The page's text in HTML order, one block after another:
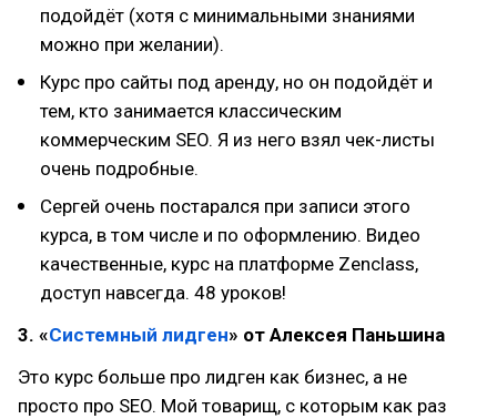
подойдёт (хотя с минимальными знаниями
можно при желании).
Курс про сайты под аренду, но он подойдёт и
тем, кто занимается классическим
коммерческим SEO. Я из него взял чек-листы
очень подробные.
Сергей очень постарался при записи этого
курса, в том числе и по оформлению. Видео
качественные, курс на платформе Zenclass,
доступ навсегда. 48 уроков!
3. «Системный лидген» от Алексея Паньшина
Это курс больше про лидген как бизнес, а не
просто про SEO. Мой товарищ, с которым как раз